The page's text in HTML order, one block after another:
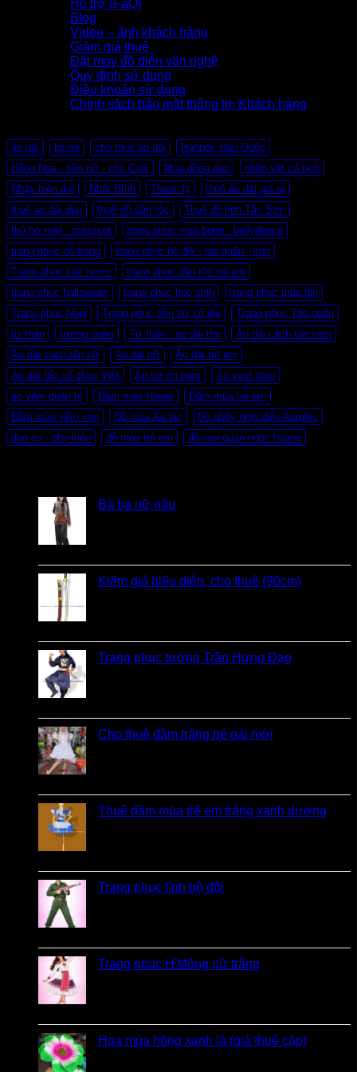
Hỗ trợ (FaQ)
Blog
Video – ảnh khách hàng
Giảm giá thuê
Đặt may đồ diễn văn nghệ
Quy định sử dụng
Điều khoản sử dụng
Chính sách bảo mật thông tin Khách hàng
áo dài bà ba cho thuê áo dài
Hanbok Hàn Quốc
Hằng Nga - tiên nữ - chú Cuội
Múa đồng dao
nhân vật cổ tích
Nhảy hiện đại
Nhật Bình Thanh lý
thuê áo dài giá rẻ
thuê áo dài đẹp
thuê đồ dân tộc
Thuê đồ lính Tây Sơn
thú hở mặt - masscot
trang phuc mua bung - bellydance
trang phục cổ trang
trang phục bộ đội - hải quân - lính
Trang phục các nước
trang phục dân tộc trẻ em
trang phục halloween
trang phục học sinh
trang phục múa lân
Trang phục Noel
Trang phục tiền sử cổ đại
Trang phục Táo quân
tứ thân
tướng quân Tứ thân - áo dài the
Áo dài cách tân nam
Áo dài cách tân nữ
Áo dài nữ
Áo dài trẻ em
Áo dài tấc cổ phục Việt
Áo sơ mi nam
Áo vest nam
áo yếm quần bí
Đầm múa Hawai
Đầm múa trẻ em
Đầm múa yếm váy
Đồ múa Âu lạc
Đồ nhảy nhịp điệu Aerobic
đạo cụ - phụ kiện
đồ múa trẻ em đồ vua quan ngoc hoang
Bà ba nữ nâu
Kiếm giả biểu diễn, cho thuê (90cm)
Trang phục tướng Trần Hưng Đạo
Cho thuê đầm trắng bé gái mới
Thuê đầm múa trẻ em trắng xanh dương
Trang phục lính bộ đội
Trang phục H'Mông nữ trắng
Hoa múa hồng xanh lá (giá thuê cặp)